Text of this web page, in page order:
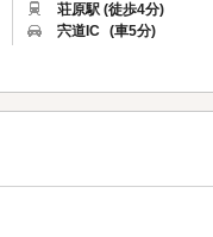
荘原駅 (徒歩4分)
宍道IC (車5分)